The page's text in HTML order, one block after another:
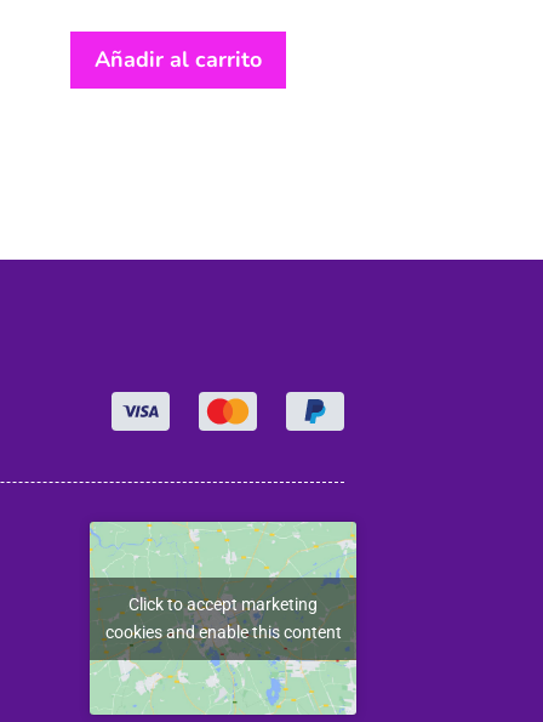
Añadir al carrito
Click to accept marketing
cookies and enable this content